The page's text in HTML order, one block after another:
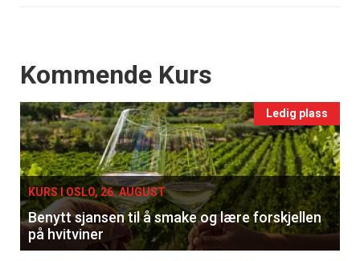
Events
Kommende Kurs
Ledig plass
KURS I OSLO, 26. AUGUST
Benytt sjansen til å smake og lære forskjellen
på hvitviner